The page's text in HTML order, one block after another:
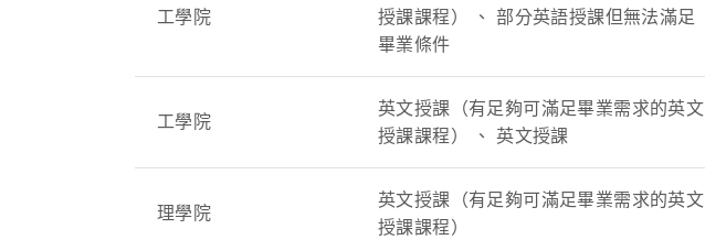
工學院
授課課程） 、 部分英語授課但無法滿足
畢業條件
工學院
英文授課（有足夠可滿足畢業需求的英文
授課課程） 、 英文授課
理學院
英文授課（有足夠可滿足畢業需求的英文
授課課程）